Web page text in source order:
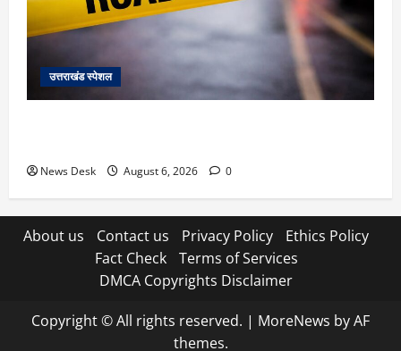
उत्तराखंड स्पेशल
News Desk August 6, 2026 0
About us Contact us Privacy Policy
Ethics Policy
Fact Check
Terms of Services
DMCA Copyrights Disclaimer
Copyright © All rights reserved. | MoreNews by AF
themes.